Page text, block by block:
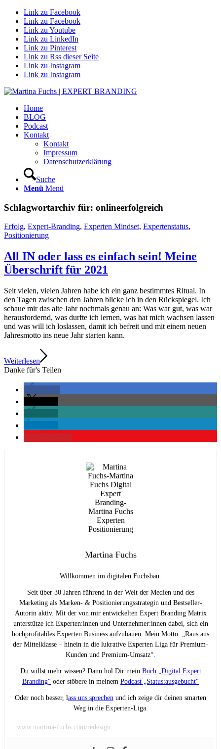
Link zu Facebook
Link zu Facebook
Link zu Youtube
Link zu LinkedIn
Link zu Pinterest
Link zu Rss dieser Seite
Link zu Instagram
Link zu Instagram
Home
BLOG
Podcast
Kontakt
Kontakt
Impressum
Datenschutzerklärung
Suche
Menü Menü
Schlagwortarchiv für: onlineerfolgreich
Erfolg, Expert-Branding, Experten Mindset, Expertenstatus,
Positionierung
All IN oder lass es einfach sein! Meine
Überschrift für 2021
Seit vielen, vielen Jahren habe ich ein ganz bestimmtes Ritual. In
den Tagen zwischen den Jahren blicke ich in den Rückspiegel. Ich
schaue mir das alte Jahr nochmals genau an: Was war gut, was war
herausfordernd, was durfte ich lernen, was hat mich wachsen lassen
und was will ich loslassen, damit ich befreit und mit einem neuen
Jahresmotto ins neue Jahr starten kann.
Weiterlesen
Danke für's Teilen
Martina Fuchs
Willkommen im digitalen Fuchsbau.
Seit über 30 Jahren führend in der Welt der Medien und des
Marketing als Marken- & Positionierungsstrategin und Bestseller-
Autorin aktiv. Mit der von mir entwickelten Expert Branding Matrix
unterstütze ich Experten:innen und Unternehmer:innen dabei, sich ein
hochprofitables Experten Business aufzubauen. Mein Motto: „Raus aus
der Mittelklasse – hinein in die lukrative Experten Liga für Premium-
Kunden und Premium-Umsatz“.
Du willst mehr wissen? Dann hol Dir mein Buch „Digital Expert
Branding“ oder stöbere in meinem Podcast „Status:ausgebucht“
Oder noch besser, lass uns sprechen und ich zeige dir deinen smarten
Weg in die Experten-Liga.
www.martina-fuchs.com/redesign